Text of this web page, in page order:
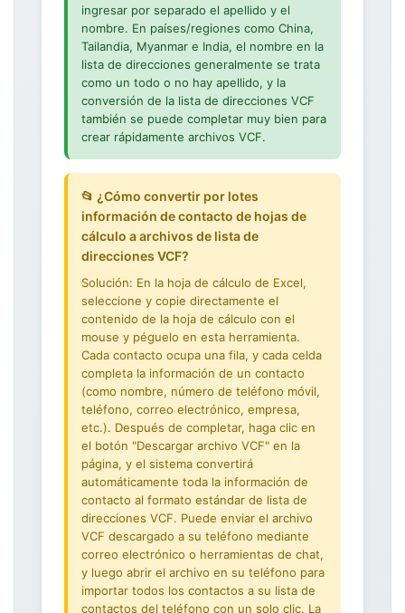
ingresar por separado el apellido y el
nombre. En países/regiones como China,
Tailandia, Myanmar e India, el nombre en la
lista de direcciones generalmente se trata
como un todo o no hay apellido, y la
conversión de la lista de direcciones VCF
también se puede completar muy bien para
crear rápidamente archivos VCF.
📂 ¿Cómo convertir por lotes
información de contacto de hojas de
cálculo a archivos de lista de
direcciones VCF?
Solución: En la hoja de cálculo de Excel,
seleccione y copie directamente el
contenido de la hoja de cálculo con el
mouse y péguelo en esta herramienta.
Cada contacto ocupa una fila, y cada celda
completa la información de un contacto
(como nombre, número de teléfono móvil,
teléfono, correo electrónico, empresa,
etc.). Después de completar, haga clic en
el botón "Descargar archivo VCF" en la
página, y el sistema convertirá
automáticamente toda la información de
contacto al formato estándar de lista de
direcciones VCF. Puede enviar el archivo
VCF descargado a su teléfono mediante
correo electrónico o herramientas de chat,
y luego abrir el archivo en su teléfono para
importar todos los contactos a su lista de
contactos del teléfono con un solo clic. La